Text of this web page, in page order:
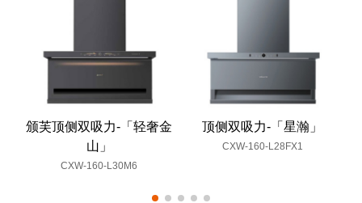
颁芙顶侧双吸力-「轻奢金
山」
CXW-160-L30M6
顶侧双吸力-「星瀚」
CXW-160-L28FX1